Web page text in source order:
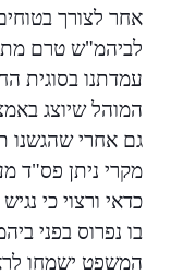
אחר לצורך
לביהמ"ש טרם
עמדתנו בסוגית
המוהל שיוצג
גם אחרי שהגשנו
מקרי ניתן פס"ד
כדאי ורצוי כי
בו נפרוס בפני
המשפט ישמחו